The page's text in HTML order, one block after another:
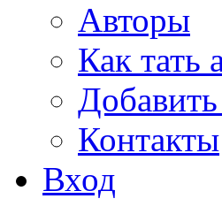
Авторы
Как тать
Контакты
Вход